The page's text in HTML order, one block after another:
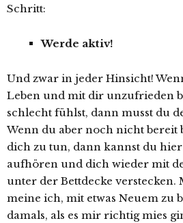
Schritt:
Werde aktiv!
Und zwar in jeder Hinsicht!
Leben und mit dir unzufrieden
schlecht fühlst, dann musst du
Wenn du aber noch nicht bereit
dich zu tun, dann kannst du
aufhören und dich wieder mit
unter der Bettdecke verstecken.
meine ich, mit etwas Neuem zu
damals, als es mir richtig mies